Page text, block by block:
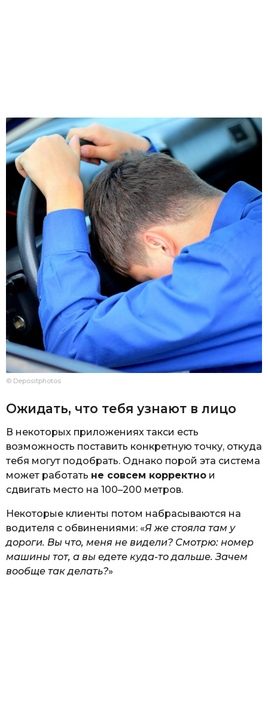
© Depositphotos
Ожидать, что тебя узнают в лицо
В некоторых приложениях такси есть
возможность поставить конкретную точку, откуда
тебя могут подобрать. Однако порой эта система
может работать не совсем корректно и
сдвигать место на 100–200 метров.
Некоторые клиенты потом набрасываются на
водителя с обвинениями: «Я же стояла там у
дороги. Вы что, меня не видели? Смотрю: номер
машины тот, а вы едете куда-то дальше. Зачем
вообще так делать?»